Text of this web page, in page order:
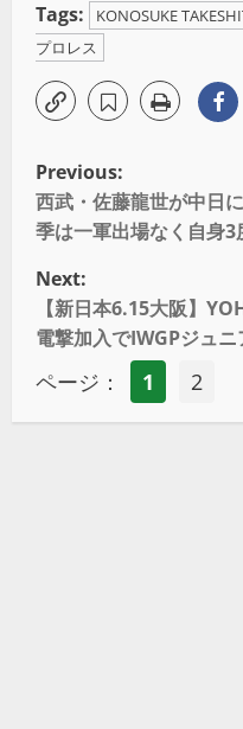
Tags: KONOSUKE
プロレス
Previous:
西武・佐藤龍世が中日
季は一軍出場なく自身3
Next:
【新日本6.15大阪】
電撃加入でIWGPジュ
ページ： 1 2